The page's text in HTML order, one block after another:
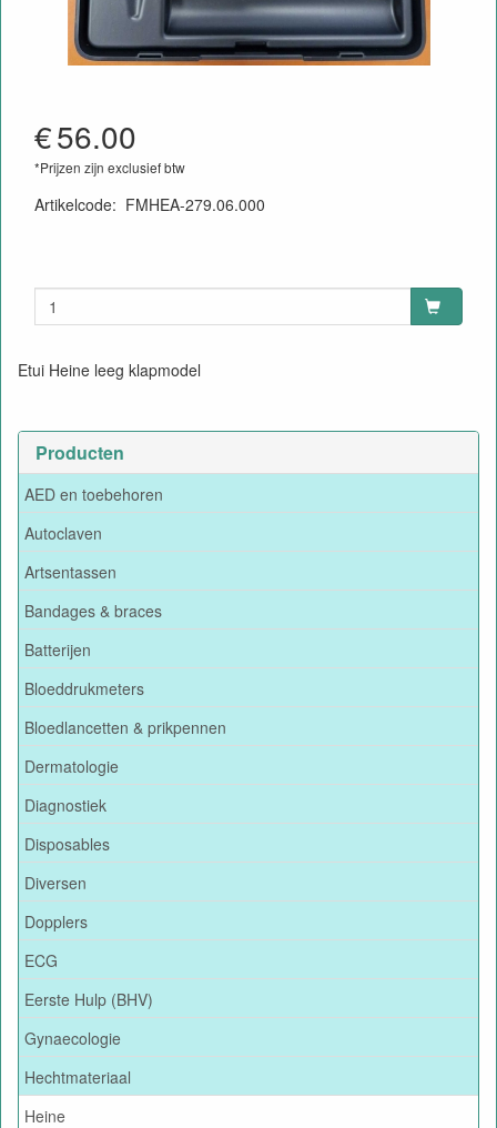
Producten
AED en toebehoren
Autoclaven
Artsentassen
Bandages & braces
Batterijen
Bloeddrukmeters
Bloedlancetten & prikpennen
Dermatologie
Diagnostiek
Disposables
Diversen
Dopplers
ECG
Eerste Hulp (BHV)
Gynaecologie
Hechtmateriaal
Heine
€56.00
*Prijzen zijn exclusief btw
Artikelcode: FMHEA-279.06.000
Etui Heine leeg klapmodel